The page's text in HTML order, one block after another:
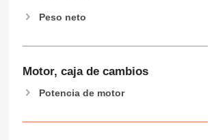
Peso neto
Motor, caja de cambios
Potencia de motor